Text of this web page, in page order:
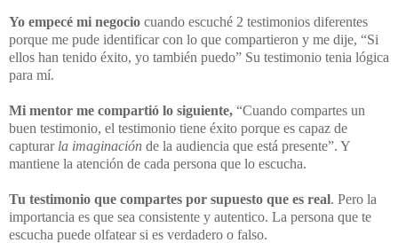
Yo empecé mi negocio cuando escuché 2 testimonios diferentes
porque me pude identificar con lo que compartieron y me dije, “Si
ellos han tenido éxito, yo también puedo” Su testimonio tenia lógica
para mí.
Mi mentor me compartió lo siguiente, “Cuando compartes un
buen testimonio, el testimonio tiene éxito porque es capaz de
capturar la imaginación de la audiencia que está presente”. Y
mantiene la atención de cada persona que lo escucha.
Tu testimonio que compartes por supuesto que es real. Pero la
importancia es que sea consistente y autentico. La persona que te
escucha puede olfatear si es verdadero o falso.